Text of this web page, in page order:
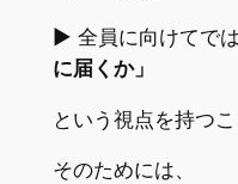
▶︎ 全員に向けてでは
に届くか」
という視点を持つこ
そのためには、